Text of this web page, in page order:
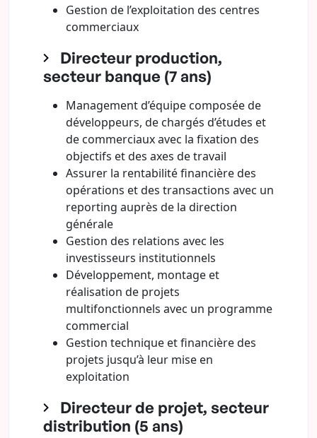
Gestion de l’exploitation des centres
commerciaux
Directeur production,
secteur banque (7 ans)
Management d’équipe composée de
développeurs, de chargés d’études et
de commerciaux avec la fixation des
objectifs et des axes de travail
Assurer la rentabilité financière des
opérations et des transactions avec un
reporting auprès de la direction
générale
Gestion des relations avec les
investisseurs institutionnels
Développement, montage et
réalisation de projets
multifonctionnels avec un programme
commercial
Gestion technique et financière des
projets jusqu’à leur mise en
exploitation
Directeur de projet, secteur
distribution (5 ans)